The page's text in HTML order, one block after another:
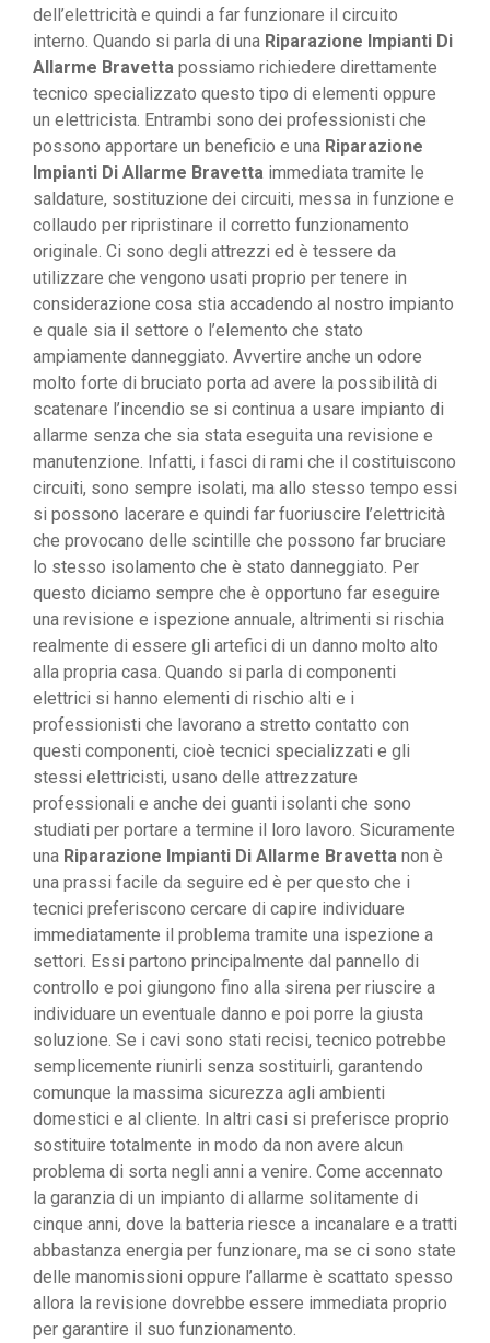
dell’elettricità e quindi a far funzionare il circuito
interno. Quando si parla di una Riparazione Impianti Di
Allarme Bravetta possiamo richiedere direttamente
tecnico specializzato questo tipo di elementi oppure
un elettricista. Entrambi sono dei professionisti che
possono apportare un beneficio e una Riparazione
Impianti Di Allarme Bravetta immediata tramite le
saldature, sostituzione dei circuiti, messa in funzione e
collaudo per ripristinare il corretto funzionamento
originale. Ci sono degli attrezzi ed è tessere da
utilizzare che vengono usati proprio per tenere in
considerazione cosa stia accadendo al nostro impianto
e quale sia il settore o l’elemento che stato
ampiamente danneggiato. Avvertire anche un odore
molto forte di bruciato porta ad avere la possibilità di
scatenare l’incendio se si continua a usare impianto di
allarme senza che sia stata eseguita una revisione e
manutenzione. Infatti, i fasci di rami che il costituiscono
circuiti, sono sempre isolati, ma allo stesso tempo essi
si possono lacerare e quindi far fuoriuscire l’elettricità
che provocano delle scintille che possono far bruciare
lo stesso isolamento che è stato danneggiato. Per
questo diciamo sempre che è opportuno far eseguire
una revisione e ispezione annuale, altrimenti si rischia
realmente di essere gli artefici di un danno molto alto
alla propria casa. Quando si parla di componenti
elettrici si hanno elementi di rischio alti e i
professionisti che lavorano a stretto contatto con
questi componenti, cioè tecnici specializzati e gli
stessi elettricisti, usano delle attrezzature
professionali e anche dei guanti isolanti che sono
studiati per portare a termine il loro lavoro. Sicuramente
una Riparazione Impianti Di Allarme Bravetta non è
una prassi facile da seguire ed è per questo che i
tecnici preferiscono cercare di capire individuare
immediatamente il problema tramite una ispezione a
settori. Essi partono principalmente dal pannello di
controllo e poi giungono fino alla sirena per riuscire a
individuare un eventuale danno e poi porre la giusta
soluzione. Se i cavi sono stati recisi, tecnico potrebbe
semplicemente riunirli senza sostituirli, garantendo
comunque la massima sicurezza agli ambienti
domestici e al cliente. In altri casi si preferisce proprio
sostituire totalmente in modo da non avere alcun
problema di sorta negli anni a venire. Come accennato
la garanzia di un impianto di allarme solitamente di
cinque anni, dove la batteria riesce a incanalare e a tratti
abbastanza energia per funzionare, ma se ci sono state
delle manomissioni oppure l’allarme è scattato spesso
allora la revisione dovrebbe essere immediata proprio
per garantire il suo funzionamento.